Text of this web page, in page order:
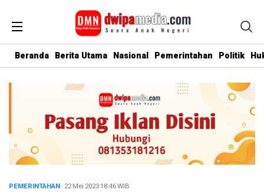
Beranda Berita Utama Nasional Pemerintahan Politik
PEMERINTAHAN· 22 Mei 202318:46WIB